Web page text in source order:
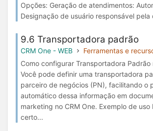
Opções: Geração de atendimentos:
Designação de usuário responsável pela
9.6 Transportadora padrão
CRM One - WEB
Ferramentas e
Como configurar Transportadora Padrão
Você pode definir uma transportadora
parceiro de negócios (PN), facilitando o
automático dessa informação em
marketing no CRM One. Exemplo de uso
certo...